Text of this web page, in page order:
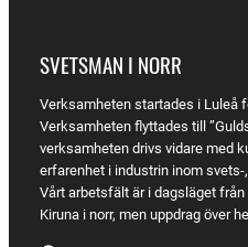
SVETSMAN I NORR
Verksamheten startades i Luleå
Verksamheten flyttades till
verksamheten drivs vidare med
erfarenhet i industrin inom
Vårt arbetsfält är i dagsläget från
Kiruna i norr, men uppdrag över